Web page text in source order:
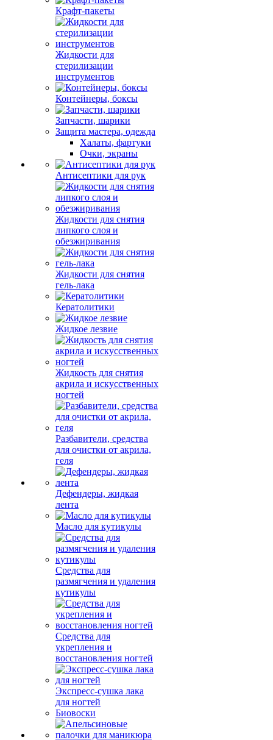
Крафт-пакеты
Жидкости для
стерилизации
инструментов
Контейнеры, боксы
Запчасти, шарики
Защита мастера, одежда
Халаты, фартуки
Очки, экраны
Антисептики для рук
Жидкости для снятия
липкого слоя и
обезжиривания
Жидкости для снятия
гель-лака
Кератолитики
Жидкое лезвие
Жидкость для снятия
акрила и искусственных
ногтей
Разбавители, средства
для очистки от акрила,
геля
Дефендеры, жидкая
лента
Масло для кутикулы
Средства для
размягчения и удаления
кутикулы
Средства для
укрепления и
восстановления ногтей
Экспресс-сушка лака
для ногтей
Биовоски